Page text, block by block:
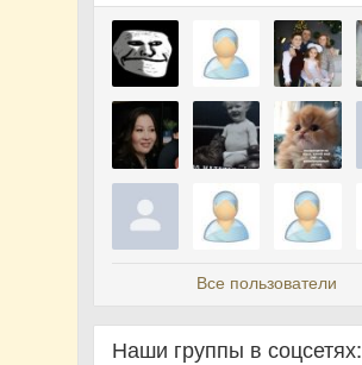
Все пользователи
Наши группы в соцсетях: